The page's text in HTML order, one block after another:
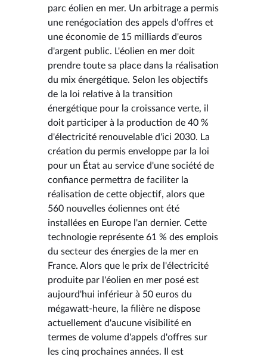
parc éolien en mer. Un arbitrage a permis
une renégociation des appels d'offres et
une économie de 15 milliards d'euros
d'argent public. L'éolien en mer doit
prendre toute sa place dans la réalisation
du mix énergétique. Selon les objectifs
de la loi relative à la transition
énergétique pour la croissance verte, il
doit participer à la production de 40 %
d'électricité renouvelable d'ici 2030. La
création du permis enveloppe par la loi
pour un État au service d'une société de
confiance permettra de faciliter la
réalisation de cette objectif, alors que
560 nouvelles éoliennes ont été
installées en Europe l'an dernier. Cette
technologie représente 61 % des emplois
du secteur des énergies de la mer en
France. Alors que le prix de l'électricité
produite par l'éolien en mer posé est
aujourd'hui inférieur à 50 euros du
mégawatt-heure, la filière ne dispose
actuellement d'aucune visibilité en
termes de volume d'appels d'offres sur
les cinq prochaines années. Il est